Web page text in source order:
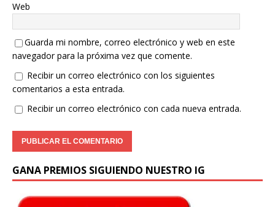
Web
Guarda mi nombre, correo electrónico y web en este
navegador para la próxima vez que comente.
Recibir un correo electrónico con los siguientes
comentarios a esta entrada.
Recibir un correo electrónico con cada nueva entrada.
GANA PREMIOS SIGUIENDO NUESTRO IG